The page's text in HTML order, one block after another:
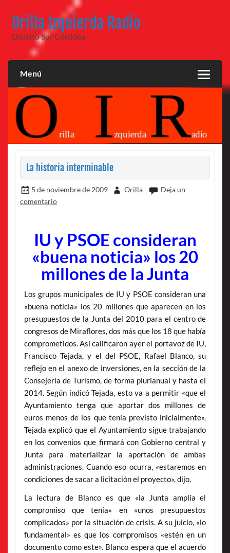
contenido
Orilla Izquierda Radio
Distrito Sur Córdoba
Menú
La historia interminable
5 de noviembre de 2009 Orilla
Deja un
comentario
IU y PSOE consideran
«buena noticia» los 20
millones de la Junta
Los grupos municipales de IU y PSOE consideran una
«buena noticia» los 20 millones que aparecen en los
presupuestos de la Junta del 2010 para el centro de
congresos de Miraflores, dos más que los 18 que había
comprometidos. Así calificaron ayer el portavoz de IU,
Francisco Tejada, y el del PSOE, Rafael Blanco, su
reflejo en el anexo de inversiones, en la sección de la
Consejería de Turismo, de forma plurianual y hasta el
2014. Según indicó Tejada, esto va a permitir «que el
Ayuntamiento tenga que aportar dos millones de
euros menos de los que tenía previsto inicialmente».
Tejada explicó que el Ayuntamiento sigue trabajando
en los convenios que firmará con Gobierno central y
Junta para materializar la aportación de ambas
administraciones. Cuando eso ocurra, «estaremos en
condiciones de sacar a licitación el proyecto», dijo.
La lectura de Blanco es que «la Junta amplía el
compromiso que tenía» en «unos presupuestos
complicados» por la situación de crisis. A su juicio, «lo
fundamental» es que los compromisos «estén en un
documento como este». Blanco espera que el acuerdo